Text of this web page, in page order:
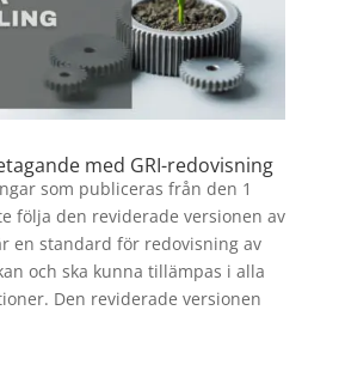
med GRI-redovisning
som publiceras från den 1
följa den reviderade versionen av
en standard för redovisning av
och ska kunna tillämpas i alla
Den reviderade versionen